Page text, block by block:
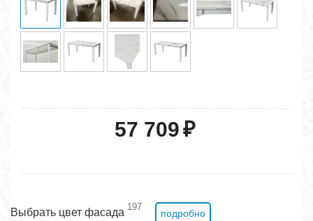
57 709₽
Выбрать цвет фасада 197
подробно